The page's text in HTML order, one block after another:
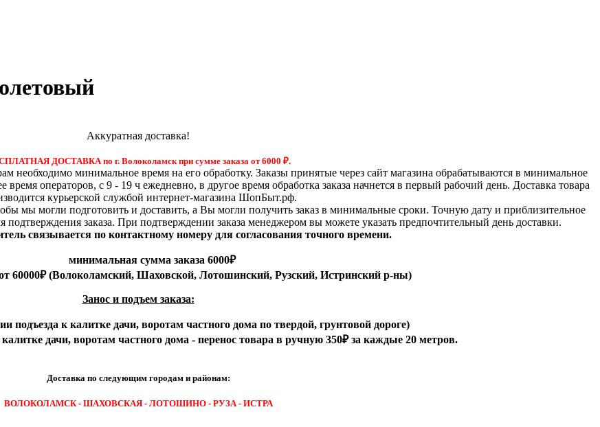
Аккуратная доставка!
ДОСТАВКА по г. Волоколамск при сумме заказа от 6000 ₽.
необходимо минимальное время на его обработку. Заказы принятые через сайт магазина обрабатываются в минимальное
время операторов, с 9 - 19 ч ежедневно, в другое время обработка заказа начнется в первый рабочий день. Доставка товара
курьерской службой интернет-магазина ШопБыт.рф.
мы могли подготовить и доставить, а Вы могли получить заказ в минимальные сроки. Точную дату и приблизительное
подтверждения заказа. При подтверждении заказа менеджером вы можете указать предпочтительный день доставки.
связывается по контактному номеру для согласования точного времени.
минимальная сумма заказа 6000₽
от 60000₽ (Волоколамский, Шаховской, Лотошинский, Рузский, Истринский р-ны)
Занос и подъем заказа:
подъезда к калитке дачи, воротам частного дома по твердой, грунтовой дороге)
дачи, воротам частного дома - перенос товара в ручную 350₽ за каждые 20 метров.
Доставка по следующим городам и районам:
ВОЛОКОЛАМСК - ШАХОВСКАЯ - ЛОТОШИНО - РУЗА - ИСТРА